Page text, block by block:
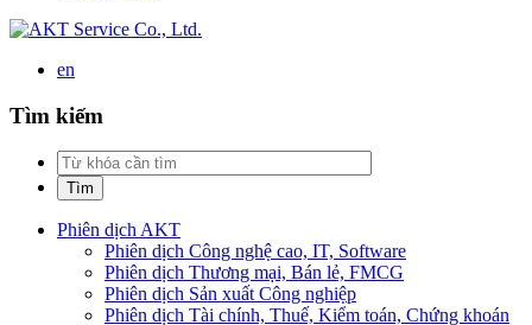
en
Tìm kiếm
Phiên dịch AKT
Phiên dịch Công nghệ cao, IT, Software
Phiên dịch Thương mại, Bán lẻ, FMCG
Phiên dịch Sản xuất Công nghiệp
Phiên dịch Tài chính, Thuế, Kiểm toán, Chứng khoán